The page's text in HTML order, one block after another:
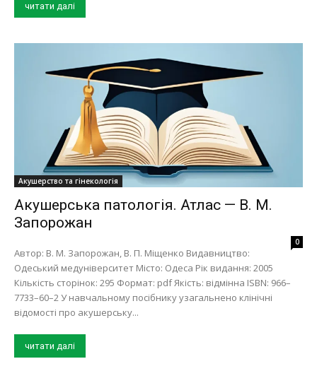
читати далі
Акушерство та гінекологія
Акушерська патологія. Атлас — В. М.
Запорожан
0
Автор: В. М. Запорожан, В. П. Міщенко Видавництво:
Одеський медуніверситет Місто: Одеса Рік видання: 2005
Кількість сторінок: 295 Формат: pdf Якість: відмінна ISBN: 966–
7733–60–2 У навчальному посiбнику узагальнено клiнiчнi
вiдомостi про акушерську...
читати далі